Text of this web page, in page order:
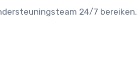
24/7 bereiken.